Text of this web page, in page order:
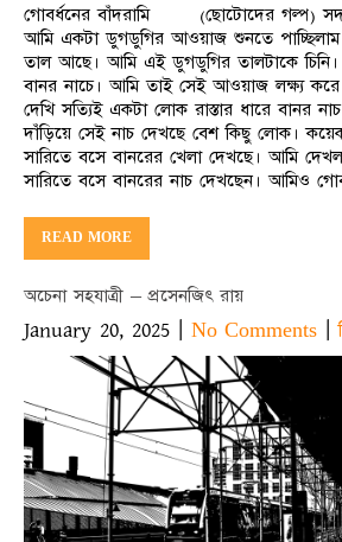
গোবর্ধনের বাঁদরামি (ছোটোদের গল্প)
আমি একটা ডুগডুগির আওয়াজ শুনতে
তাল আছে। আমি এই ডুগডুগির তালটাকে
বানর নাচে। আমি তাই সেই আওয়াজ লক্ষ্য করে
দেখি সত্যিই একটা লোক রাস্তার ধারে বানর
দাঁড়িয়ে সেই নাচ দেখছে বেশ কিছু লোক।
সারিতে বসে বানরের খেলা দেখছে। আমি
সারিতে বসে বানরের নাচ দেখছেন। আমিও
READ MORE
অচেনা সহযাত্রী – প্রসেনজিৎ রায়
January 20, 2025 | No Comments |